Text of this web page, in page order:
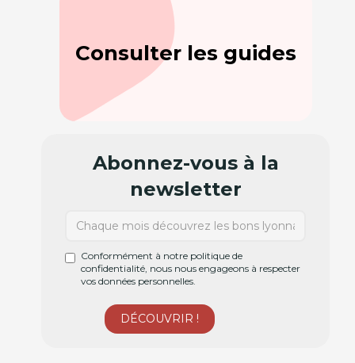
Consulter les guides
Abonnez-vous à la
newsletter
Conformément à notre politique de
confidentialité, nous nous engageons à respecter
vos données personnelles.